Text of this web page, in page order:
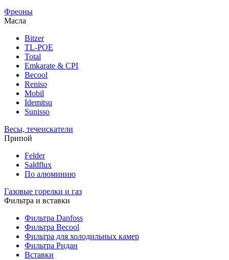
Фреоны
Масла
Bitzer
TL-POE
Total
Emkarate & CPI
Becool
Reniso
Mobil
Idemitsu
Sunisso
Весы, течеискатели
Припой
Felder
Saldflux
По алюминию
Газовые горелки и газ
Фильтра и вставки
Фильтра Danfoss
Фильтра Becool
Фильтра для холодильных камер
Фильтра Ридан
Вставки